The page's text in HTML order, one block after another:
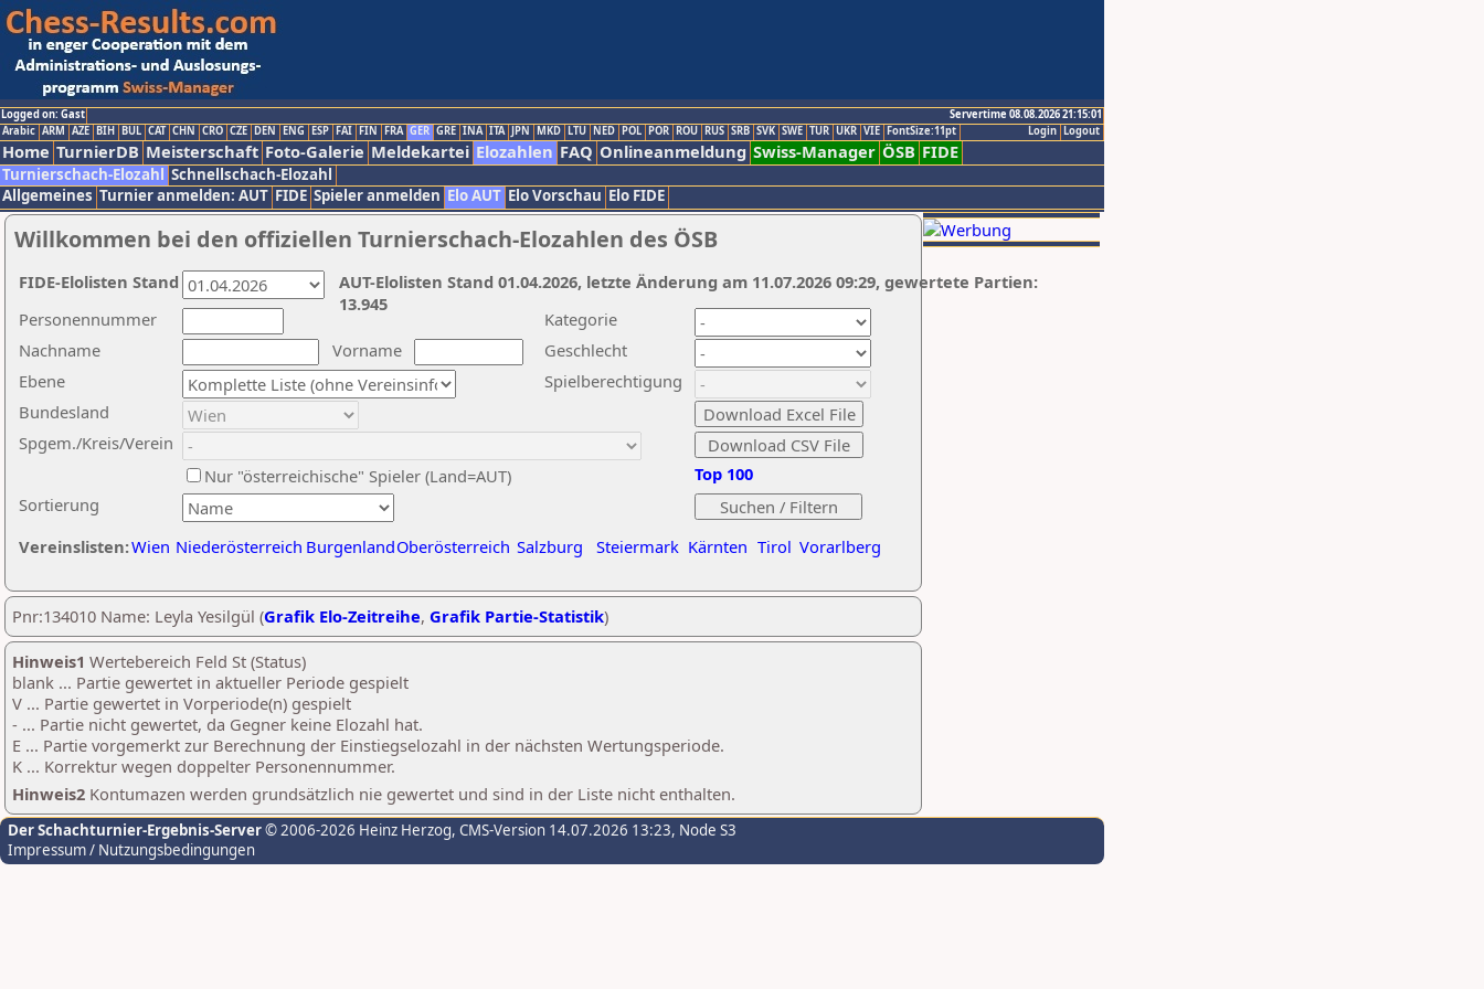
Logged on: Gast
Servertime 08.08.2026 21:15:01
Logout
Login
Arabic ARM AZE BIH BUL CAT CHN CRO CZE DEN ENG ESP FAI FIN FRA GER GRE INA ITA JPN MKD LTU NED POL POR ROU RUS SRB SVK SWE TUR UKR VIE FontSize:11pt
Home TurnierDB Meisterschaft Foto-Galerie Meldekartei Elozahlen FAQ Onlineanmeldung Swiss-Manager ÖSB FIDE
Turnierschach-Elozahl Schnellschach-Elozahl
Allgemeines Turnier anmelden: AUT FIDE Spieler anmelden Elo AUT Elo Vorschau Elo FIDE
Willkommen bei den offiziellen Turnierschach-Elozahlen des ÖSB
Nachname
Vorname
Ebene
Kategorie
Sortierung
Personennummer
Bundesland
Spgem./Kreis/Verein
Geschlecht
Nur "österreichische" Spieler (Land=AUT)
Spielberechtigung
Vereinslisten:Wien Niederösterreich BurgenlandOberösterreich Salzburg Steiermark Kärnten Tirol Vorarlberg
Top 100
AUT-Elolisten Stand 01.04.2026, letzte Änderung am 11.07.2026 09:29, gewertete Partien:
13.945
FIDE-Elolisten Stand
Pnr:134010 Name: Leyla Yesilgül (Grafik Elo-Zeitreihe, Grafik Partie-Statistik)
Hinweis1 Wertebereich Feld St (Status)
blank ... Partie gewertet in aktueller Periode gespielt
V ... Partie gewertet in Vorperiode(n) gespielt
- ... Partie nicht gewertet, da Gegner keine Elozahl hat.
E ... Partie vorgemerkt zur Berechnung der Einstiegselozahl in der nächsten Wertungsperiode.
K ... Korrektur wegen doppelter Personennummer.
Hinweis2 Kontumazen werden grundsätzlich nie gewertet und sind in der Liste nicht enthalten.
Der Schachturnier-Ergebnis-Server© 2006-2026 Heinz Herzog, CMS-Version 14.07.2026 13:23, Node S3
Impressum / Nutzungsbedingungen